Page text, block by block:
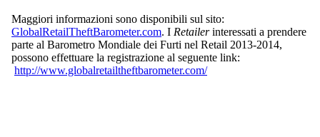
Maggiori informazioni sono disponibili sul sito:
GlobalRetailTheftBarometer.com. I Retailerinteressati a prendere
parte al Barometro Mondiale dei Furti nel Retail 2013-2014,
possono effettuare la registrazione al seguente link:
http://www.globalretailtheftbarometer.com/